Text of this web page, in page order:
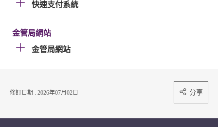
快速支付系統
金管局網站
金管局網站
修訂日期 : 2026年07月02日 分享